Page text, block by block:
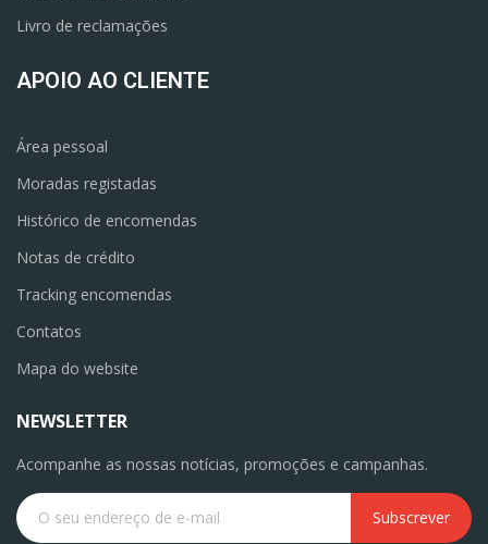
Livro de reclamações
APOIO AO CLIENTE
Área pessoal
Moradas registadas
Histórico de encomendas
Notas de crédito
Tracking encomendas
Contatos
Mapa do website
NEWSLETTER
Acompanhe as nossas notícias, promoções e campanhas.
Subscrever